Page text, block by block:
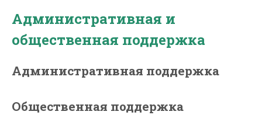
Административная и
общественная поддержка
Административная поддержка
Общественная поддержка